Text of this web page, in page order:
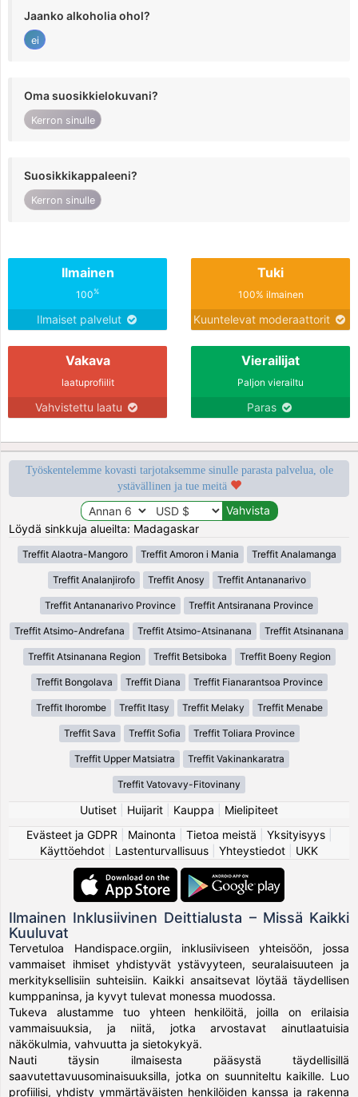
Jaanko alkoholia ohol?
ei
Oma suosikkielokuvani?
Kerron sinulle
Suosikkikappaleeni?
Kerron sinulle
Ilmainen
100%
Ilmaiset palvelut
Tuki
100% ilmainen
Kuuntelevat moderaattorit
Vakava
laatuprofiilit
Vahvistettu laatu
Vierailijat
Paljon vierailtu
Paras
Työskentelemme kovasti tarjotaksemme sinulle parasta palvelua, ole
ystävällinen ja tue meitä
Löydä sinkkuja alueilta: Madagaskar
Treffit Alaotra-Mangoro Treffit Amoron i Mania Treffit Analamanga
Treffit Analanjirofo Treffit Anosy Treffit Antananarivo
Treffit Antananarivo Province Treffit Antsiranana Province
Treffit Atsimo-Andrefana Treffit Atsimo-Atsinanana Treffit Atsinanana
Treffit Atsinanana Region Treffit Betsiboka Treffit Boeny Region
Treffit Bongolava Treffit Diana Treffit Fianarantsoa Province
Treffit Ihorombe Treffit Itasy Treffit Melaky Treffit Menabe
Treffit Sava Treffit Sofia Treffit Toliara Province
Treffit Upper Matsiatra Treffit Vakinankaratra
Treffit Vatovavy-Fitovinany
Uutiset Huijarit Kauppa
Mielipiteet
Evästeet ja GDPR
Mainonta Tietoa meistä Yksityisyys|
Käyttöehdot
Lastenturvallisuus Yhteystiedot UKK
Ilmainen Inklusiivinen Deittialusta – Missä Kaikki
Kuuluvat
Tervetuloa Handispace.orgiin, inklusiiviseen yhteisöön, jossa
vammaiset ihmiset yhdistyvät ystävyyteen, seuralaisuuteen ja
merkityksellisiin suhteisiin. Kaikki ansaitsevat löytää täydellisen
kumppaninsa, ja kyvyt tulevat monessa muodossa.
Tukeva alustamme tuo yhteen henkilöitä, joilla on erilaisia
vammaisuuksia, ja niitä, jotka arvostavat ainutlaatuisia
näkökulmia, vahvuutta ja sietokykyä.
Nauti täysin ilmaisesta pääsystä täydellisillä
saavutettavuusominaisuuksilla, jotka on suunniteltu kaikille. Luo
profiilisi, yhdisty ymmärtäväisten henkilöiden kanssa ja rakenna